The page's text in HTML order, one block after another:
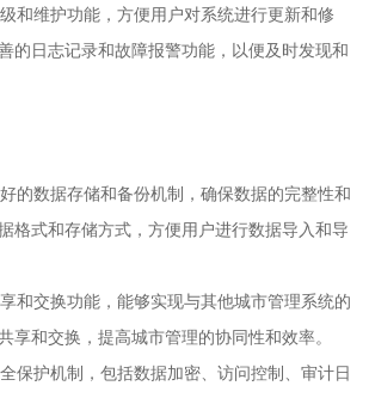
和维护功能，方便用户对系统进行更新和修
的日志记录和故障报警功能，以便及时发现和
的数据存储和备份机制，确保数据的完整性和
格式和存储方式，方便用户进行数据导入和导
和交换功能，能够实现与其他城市管理系统的
享和交换，提高城市管理的协同性和效率。
保护机制，包括数据加密、访问控制、审计日